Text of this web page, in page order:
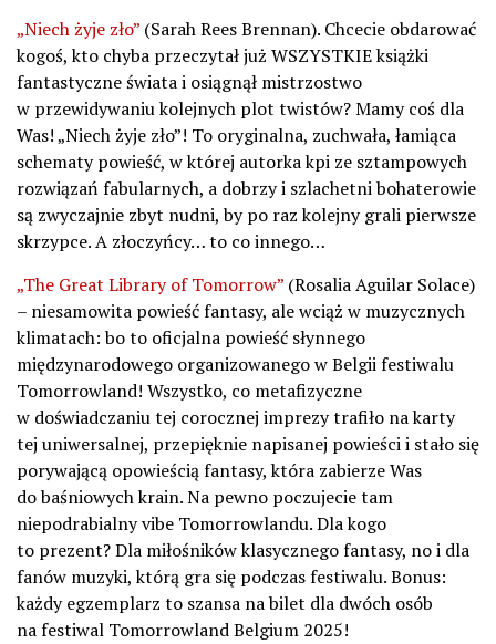
„Niech żyje zło” (Sarah Rees Brennan). Chcecie obdarować
kogoś, kto chyba przeczytał już WSZYSTKIE książki
fantastyczne świata i osiągnął mistrzostwo
w przewidywaniu kolejnych plot twistów? Mamy coś dla
Was! „Niech żyje zło”! To oryginalna, zuchwała, łamiąca
schematy powieść, w której autorka kpi ze sztampowych
rozwiązań fabularnych, a dobrzy i szlachetni bohaterowie
są zwyczajnie zbyt nudni, by po raz kolejny grali pierwsze
skrzypce. A złoczyńcy… to co innego…
„The Great Library of Tomorrow” (Rosalia Aguilar Solace)
– niesamowita powieść fantasy, ale wciąż w muzycznych
klimatach: bo to oficjalna powieść słynnego
międzynarodowego organizowanego w Belgii festiwalu
Tomorrowland! Wszystko, co metafizyczne
w doświadczaniu tej corocznej imprezy trafiło na karty
tej uniwersalnej, przepięknie napisanej powieści i stało się
porywającą opowieścią fantasy, która zabierze Was
do baśniowych krain. Na pewno poczujecie tam
niepodrabialny vibe Tomorrowlandu. Dla kogo
to prezent? Dla miłośników klasycznego fantasy, no i dla
fanów muzyki, którą gra się podczas festiwalu. Bonus:
każdy egzemplarz to szansa na bilet dla dwóch osób
na festiwal Tomorrowland Belgium 2025!